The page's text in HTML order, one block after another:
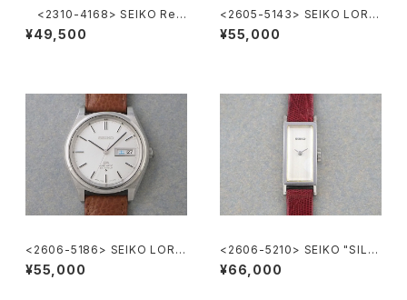
<2310-4168> SEIKO Ref.
2419-0010
¥49,500
<2605-5143> SEIKO LORD
MATIC
¥55,000
<2606-5186> SEIKO LORD
MATIC
¥55,000
<2606-5210> SEIKO "SILV
ER885" rectangular case
¥66,000